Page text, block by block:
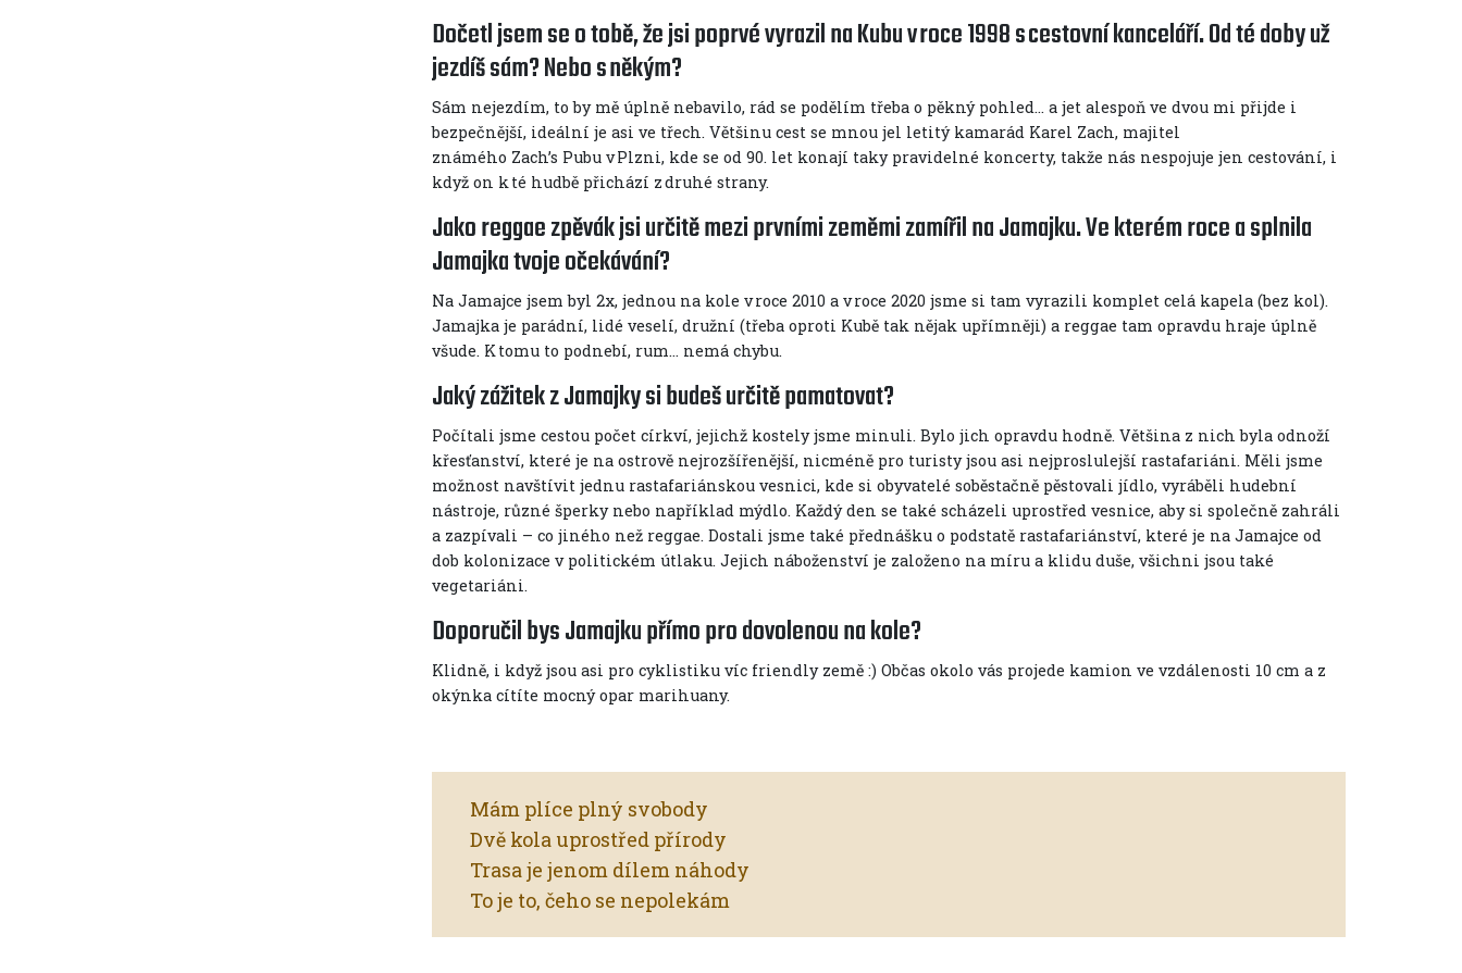
Dočetl jsem se o tobě, že jsi poprvé vyrazil na Kubu v roce 1998 s cestovní kanceláří. Od té doby už
jezdíš sám? Nebo s někým?
Sám nejezdím, to by mě úplně nebavilo, rád se podělím třeba o pěkný pohled… a jet alespoň ve dvou mi přijde i
bezpečnější, ideální je asi ve třech. Většinu cest se mnou jel letitý kamarád Karel Zach, majitel
známého Zach’s Pubu v Plzni, kde se od 90. let konají taky pravidelné koncerty, takže nás nespojuje jen cestování, i
když on k té hudbě přichází z druhé strany.
Jako reggae zpěvák jsi určitě mezi prvními zeměmi zamířil na Jamajku. Ve kterém roce a splnila
Jamajka tvoje očekávání?
Na Jamajce jsem byl 2x, jednou na kole v roce 2010 a v roce 2020 jsme si tam vyrazili komplet celá kapela (bez kol).
Jamajka je parádní, lidé veselí, družní (třeba oproti Kubě tak nějak upřímněji) a reggae tam opravdu hraje úplně
všude. K tomu to podnebí, rum… nemá chybu.
Jaký zážitek z Jamajky si budeš určitě pamatovat?
Počítali jsme cestou počet církví, jejichž kostely jsme minuli. Bylo jich opravdu hodně. Většina z nich byla odnoží
křesťanství, které je na ostrově nejrozšířenější, nicméně pro turisty jsou asi nejproslulejší rastafariáni. Měli jsme
možnost navštívit jednu rastafariánskou vesnici, kde si obyvatelé soběstačně pěstovali jídlo, vyráběli hudební
nástroje, různé šperky nebo například mýdlo. Každý den se také scházeli uprostřed vesnice, aby si společně zahráli
a zazpívali – co jiného než reggae. Dostali jsme také přednášku o podstatě rastafariánství, které je na Jamajce od
dob kolonizace v politickém útlaku. Jejich náboženství je založeno na míru a klidu duše, všichni jsou také
vegetariáni.
Doporučil bys Jamajku přímo pro dovolenou na kole?
Klidně, i když jsou asi pro cyklistiku víc friendly země :) Občas okolo vás projede kamion ve vzdálenosti 10 cm a z
okýnka cítíte mocný opar marihuany.
Mám plíce plný svobody
Dvě kola uprostřed přírody
Trasa je jenom dílem náhody
To je to, čeho se nepolekám